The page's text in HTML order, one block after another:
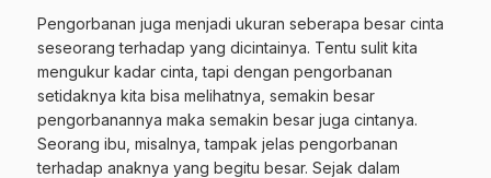
Pengorbanan juga menjadi ukuran seberapa besar cinta
seseorang terhadap yang dicintainya. Tentu sulit kita
mengukur kadar cinta, tapi dengan pengorbanan
setidaknya kita bisa melihatnya, semakin besar
pengorbanannya maka semakin besar juga cintanya.
Seorang ibu, misalnya, tampak jelas pengorbanan
terhadap anaknya yang begitu besar. Sejak dalam